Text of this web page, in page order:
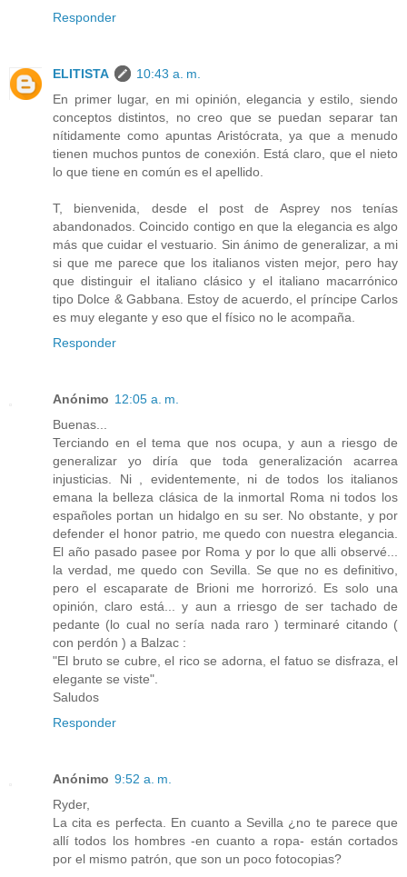
Responder
ELITISTA
10:43 a. m.
En primer lugar, en mi opinión, elegancia y estilo, siendo
conceptos distintos, no creo que se puedan separar tan
nítidamente como apuntas Aristócrata, ya que a menudo
tienen muchos puntos de conexión. Está claro, que el nieto
lo que tiene en común es el apellido.
T, bienvenida, desde el post de Asprey nos tenías
abandonados. Coincido contigo en que la elegancia es algo
más que cuidar el vestuario. Sin ánimo de generalizar, a mi
si que me parece que los italianos visten mejor, pero hay
que distinguir el italiano clásico y el italiano macarrónico
tipo Dolce & Gabbana. Estoy de acuerdo, el príncipe Carlos
es muy elegante y eso que el físico no le acompaña.
Responder
Anónimo 12:05 a. m.
Buenas...
Terciando en el tema que nos ocupa, y aun a riesgo de
generalizar yo diría que toda generalización acarrea
injusticias. Ni , evidentemente, ni de todos los italianos
emana la belleza clásica de la inmortal Roma ni todos los
españoles portan un hidalgo en su ser. No obstante, y por
defender el honor patrio, me quedo con nuestra elegancia.
El año pasado pasee por Roma y por lo que alli observé...
la verdad, me quedo con Sevilla. Se que no es definitivo,
pero el escaparate de Brioni me horrorizó. Es solo una
opinión, claro está... y aun a rriesgo de ser tachado de
pedante (lo cual no sería nada raro ) terminaré citando (
con perdón ) a Balzac :
"El bruto se cubre, el rico se adorna, el fatuo se disfraza, el
elegante se viste".
Saludos
Responder
Anónimo 9:52 a. m.
Ryder,
La cita es perfecta. En cuanto a Sevilla ¿no te parece que
allí todos los hombres -en cuanto a ropa- están cortados
por el mismo patrón, que son un poco fotocopias?